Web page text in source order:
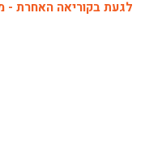
לגעת בקוריאה האחרת -